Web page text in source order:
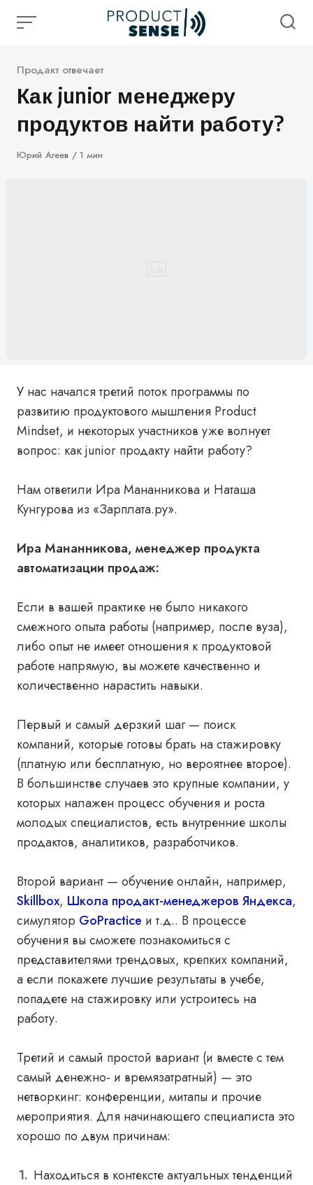
Категория
Продакт отвечает
Как junior менеджеру
продуктов найти работу?
Автор
Юрий Агеев 1 мин
У нас начался третий поток программы по
развитию продуктового мышления Product
Mindset, и некоторых участников уже волнует
вопрос: как junior продакту найти работу?
Нам ответили Ира Мананникова и Наташа
Кунгурова из «Зарплата.ру».
Ира Мананникова, менеджер продукта
автоматизации продаж:
Если в вашей практике не было никакого
смежного опыта работы (например, после вуза),
либо опыт не имеет отношения к продуктовой
работе напрямую, вы можете качественно и
количественно нарастить навыки.
Первый и самый дерзкий шаг — поиск
компаний, которые готовы брать на стажировку
(платную или бесплатную, но вероятнее второе).
В большинстве случаев это крупные компании, у
которых налажен процесс обучения и роста
молодых специалистов, есть внутренние школы
продактов, аналитиков, разработчиков.
Второй вариант — обучение онлайн, например,
Skillbox, Школа продакт-менеджеров Яндекса,
симулятор GoPractice и т.д.. В процессе
обучения вы сможете познакомиться с
представителями трендовых, крепких компаний,
а если покажете лучшие результаты в учебе,
попадете на стажировку или устроитесь на
работу.
Третий и самый простой вариант (и вместе с тем
самый денежно- и времязатратный) — это
нетворкинг: конференции, митапы и прочие
мероприятия. Для начинающего специалиста это
хорошо по двум причинам:
Находиться в контексте актуальных тенденций